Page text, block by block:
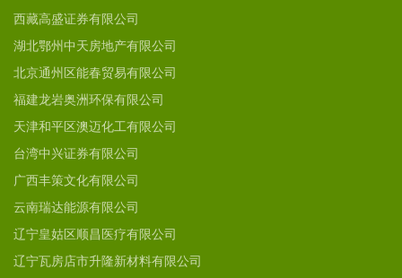
西藏高盛证券有限公司
湖北鄂州中天房地产有限公司
北京通州区能春贸易有限公司
福建龙岩奥洲环保有限公司
天津和平区澳迈化工有限公司
台湾中兴证券有限公司
广西丰策文化有限公司
云南瑞达能源有限公司
辽宁皇姑区顺昌医疗有限公司
辽宁瓦房店市升隆新材料有限公司